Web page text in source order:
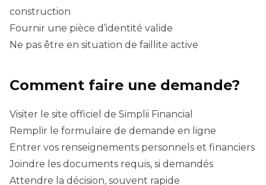
construction
Fournir une pièce d’identité valide
Ne pas être en situation de faillite active
Comment faire une demande?
Visiter le site officiel de Simplii Financial
Remplir le formulaire de demande en ligne
Entrer vos renseignements personnels et financiers
Joindre les documents requis, si demandés
Attendre la décision, souvent rapide